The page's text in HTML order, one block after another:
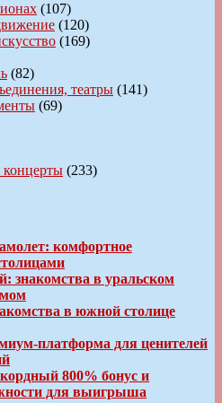
(107)
(120)
(169)
(82)
театры (141)
(69)
(233)
комфортное
знакомства в уральском
в южной столице
платформа для ценителей
800% бонус и
для выигрыша